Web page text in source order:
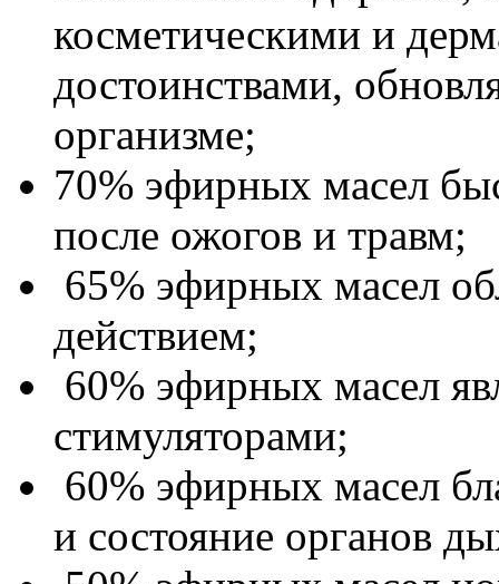
косметическими и
достоинствами,
организме;
70% эфирных масел
после ожогов и травм;
65% эфирных масел
действием;
60% эфирных масел
стимуляторами;
60% эфирных масел
и состояние органов